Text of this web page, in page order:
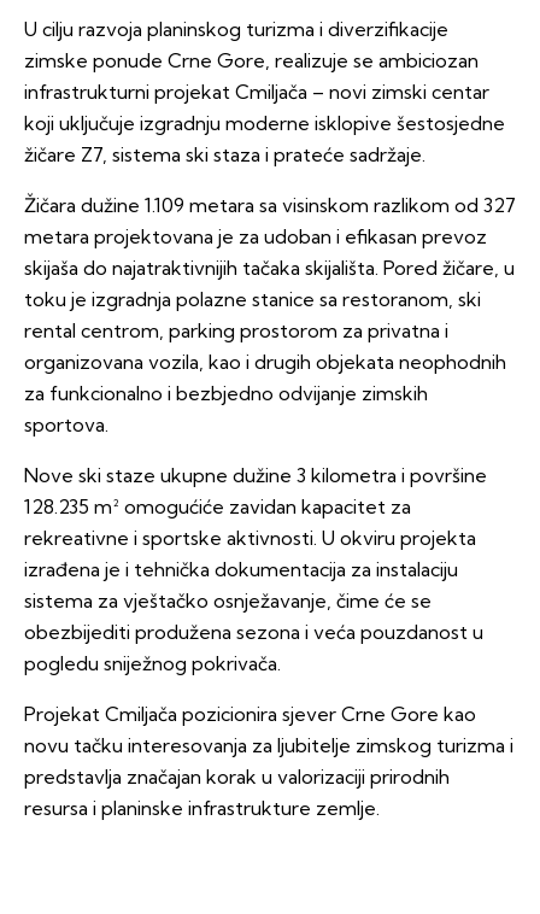
U cilju razvoja planinskog turizma i diverzifikacije
zimske ponude Crne Gore, realizuje se ambiciozan
infrastrukturni projekat Cmiljača – novi zimski centar
koji uključuje izgradnju moderne isklopive šestosjedne
žičare Z7, sistema ski staza i prateće sadržaje.
Žičara dužine 1.109 metara sa visinskom razlikom od 327
metara projektovana je za udoban i efikasan prevoz
skijaša do najatraktivnijih tačaka skijališta. Pored žičare, u
toku je izgradnja polazne stanice sa restoranom, ski
rental centrom, parking prostorom za privatna i
organizovana vozila, kao i drugih objekata neophodnih
za funkcionalno i bezbjedno odvijanje zimskih
sportova.
Nove ski staze ukupne dužine 3 kilometra i površine
128.235 m² omogućiće zavidan kapacitet za
rekreativne i sportske aktivnosti. U okviru projekta
izrađena je i tehnička dokumentacija za instalaciju
sistema za vještačko osnježavanje, čime će se
obezbijediti produžena sezona i veća pouzdanost u
pogledu sniježnog pokrivača.
Projekat Cmiljača pozicionira sjever Crne Gore kao
novu tačku interesovanja za ljubitelje zimskog turizma i
predstavlja značajan korak u valorizaciji prirodnih
resursa i planinske infrastrukture zemlje.